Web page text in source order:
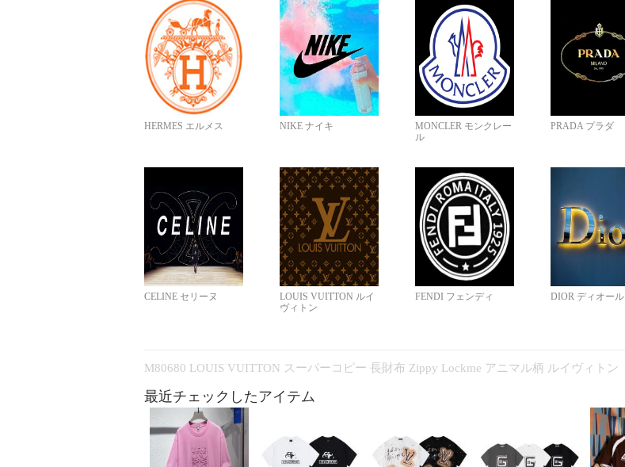
HERMES エルメス NIKE ナイキ
MONCLER モンクレー
ル
PRADA プラダ
CELINE セリーヌ
LOUIS VUITTON ルイ
ヴィトン
FENDI フェンディ DIOR ディオール
M80680 LOUIS VUITTON スーパーコピー 長財布 Zippy Lockme アニマル柄 ルイヴィトン
最近チェックしたアイテム